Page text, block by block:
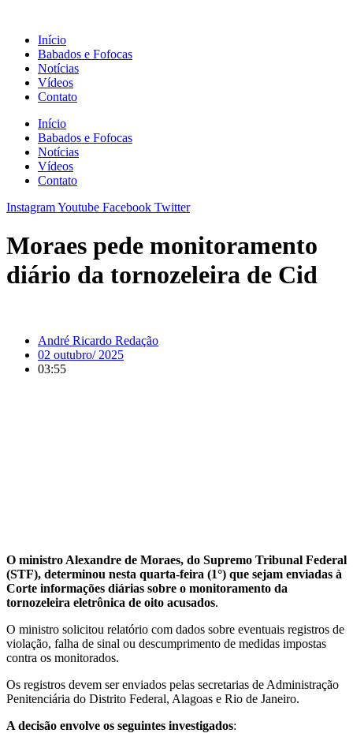
conteúdo
Início
Babados e Fofocas
Notícias
Vídeos
Contato
Início
Babados e Fofocas
Notícias
Vídeos
Contato
InstagramYoutube Facebook Twitter
Moraes pede monitoramento
diário da tornozeleira de Cid
André Ricardo Redação
02 outubro/ 2025
03:55
O ministro Alexandre de Moraes, do Supremo Tribunal Federal
(STF), determinou nesta quarta-feira (1°) que sejam enviadas à
Corte informações diárias sobre o monitoramento da
tornozeleira eletrônica de oito acusados.
O ministro solicitou relatório com dados sobre eventuais registros de
violação, falha de sinal ou descumprimento de medidas impostas
contra os monitorados.
Os registros devem ser enviados pelas secretarias de Administração
Penitenciária do Distrito Federal, Alagoas e Rio de Janeiro.
A decisão envolve os seguintes investigados: